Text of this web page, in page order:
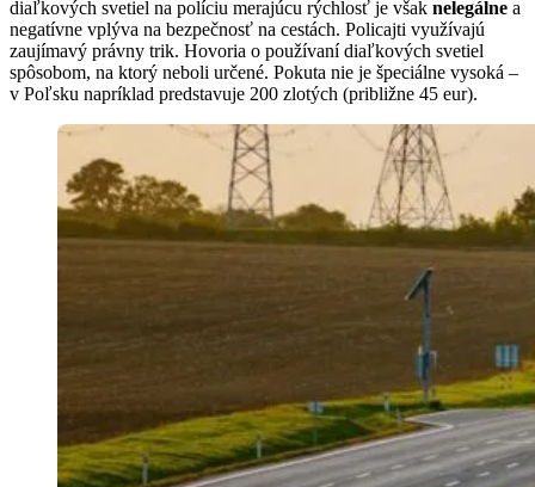
diaľkových svetiel na políciu merajúcu rýchlosť je však nelegálne a
negatívne vplýva na bezpečnosť na cestách. Policajti využívajú
zaujímavý právny trik. Hovoria o používaní diaľkových svetiel
spôsobom, na ktorý neboli určené. Pokuta nie je špeciálne vysoká –
v Poľsku napríklad predstavuje 200 zlotých (približne 45 eur).